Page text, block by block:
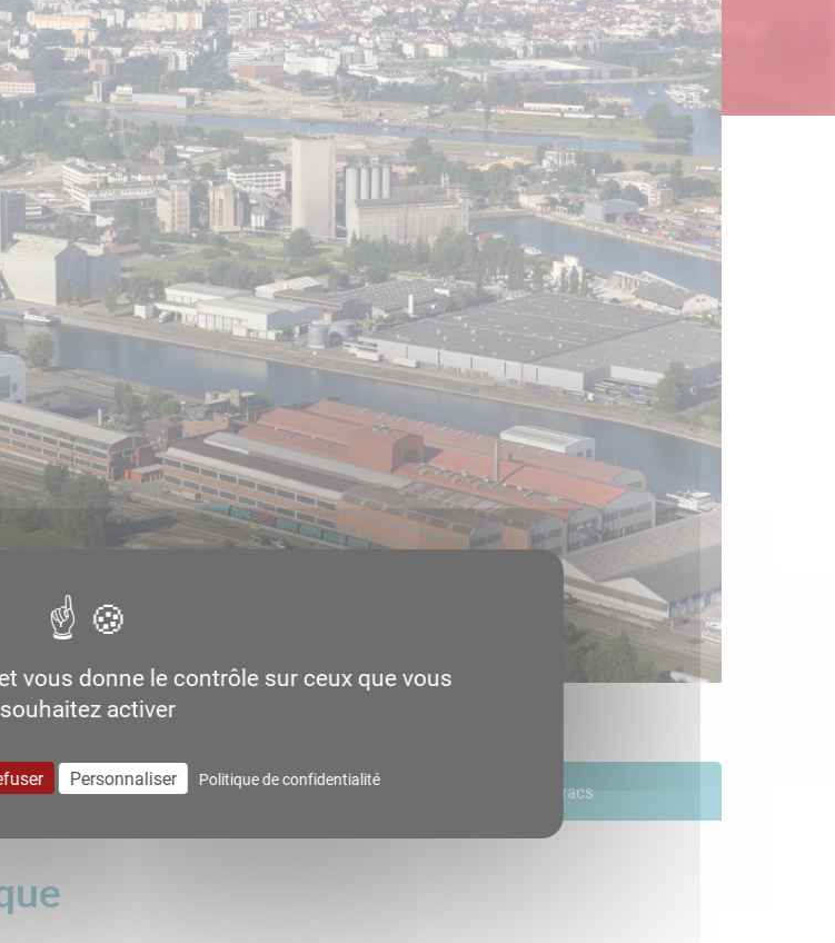
Cluster logistique Vracs
vous donne le contrôle sur ceux que vous
souhaitez activer
Personnaliser Politique de confidentialité